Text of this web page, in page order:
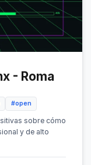
- Roma
#open
sobre cómo
y de alto